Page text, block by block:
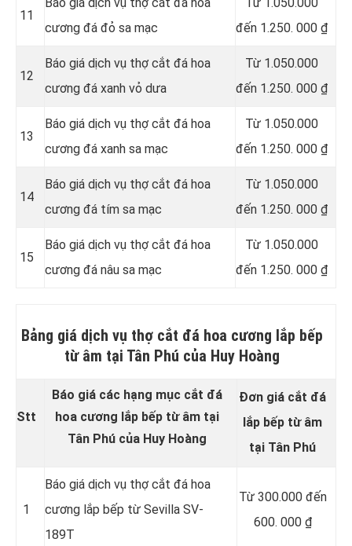
11
cương đá đỏ sa mạc
đến 1.250. 000 ₫
12
Báo giá dịch vụ thợ cắt đá hoa
cương đá xanh vỏ dưa
Từ 1.050.000
đến 1.250. 000 ₫
13
Báo giá dịch vụ thợ cắt đá hoa
cương đá xanh sa mạc
Từ 1.050.000
đến 1.250. 000 ₫
14
Báo giá dịch vụ thợ cắt đá hoa
cương đá tím sa mạc
Từ 1.050.000
đến 1.250. 000 ₫
15
Báo giá dịch vụ thợ cắt đá hoa
cương đá nâu sa mạc
Từ 1.050.000
đến 1.250. 000 ₫
Bảng giá dịch vụ thợ cắt đá hoa cương lắp bếp
từ âm tại Tân Phú của Huy Hoàng
Stt
Báo giá các hạng mục cắt đá
hoa cương lắp bếp từ âm tại
Tân Phú của Huy Hoàng
Đơn giá cắt đá
lắp bếp từ âm
tại Tân Phú
1
Báo giá dịch vụ thợ cắt đá hoa
cương lắp bếp từ Sevilla SV-
189T
Từ 300.000 đến
600. 000 ₫